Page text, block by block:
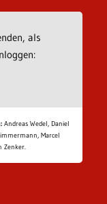
als
Andreas Wedel, Daniel
Marcel
Zenker.